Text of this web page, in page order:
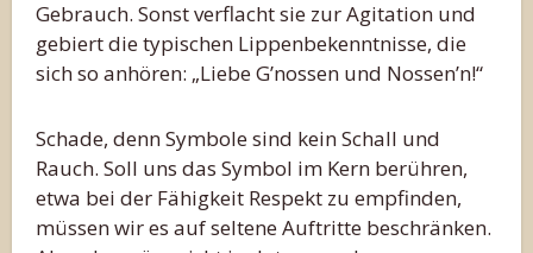
Gebrauch. Sonst verflacht sie zur Agitation und
gebiert die typischen Lippenbekenntnisse, die
sich so anhören: „Liebe G’nossen und Nossen’n!“
Schade, denn Symbole sind kein Schall und
Rauch. Soll uns das Symbol im Kern berühren,
etwa bei der Fähigkeit Respekt zu empfinden,
müssen wir es auf seltene Auftritte beschränken.